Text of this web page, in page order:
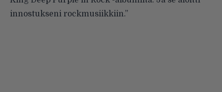
innostukseni rockmusiikkiin.”